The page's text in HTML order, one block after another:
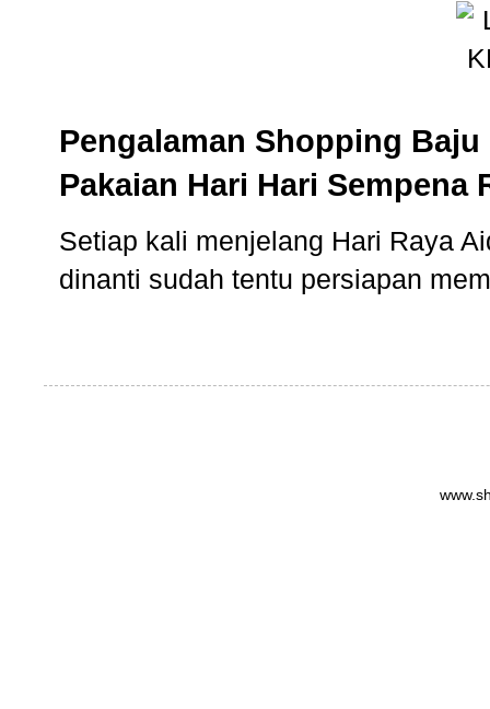
Pengalaman Shopping
Pakaian Hari Hari Sempena
Setiap kali menjelang Hari Raya
dinanti sudah tentu persiapan